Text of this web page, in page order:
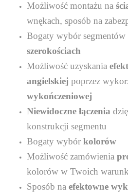
Możliwość montażu na
wnękach, sposób na
Bogaty wybór segmentów
szerokościach
Możliwość uzyskania
angielskiej poprzez
wykończeniowej
Niewidoczne łączenia
konstrukcji segmentu
Bogaty wybór kolorów
Możliwość zamówienia
kolorów w Twoich
Sposób na efektowne